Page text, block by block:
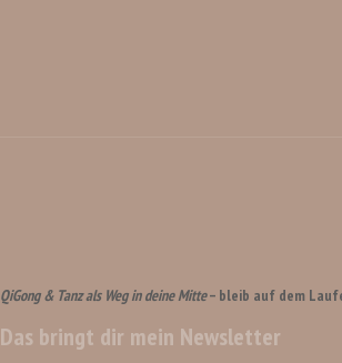
QiGong & Tanz als Weg in deine Mitte– bleib auf dem
Das bringt dir mein Newsletter